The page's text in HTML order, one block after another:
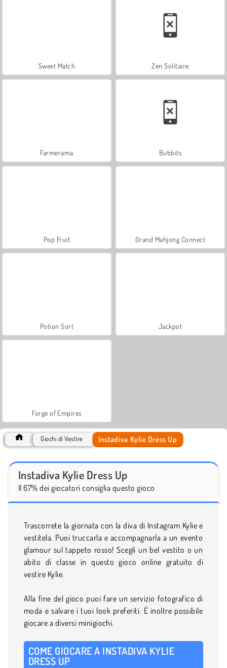
Sweet Match Zen Solitaire
Farmerama Bubbits
Pop Fruit Grand Mahjong Connect
Potion Sort Jackpot
Forge of Empires
Giochi di Vestire Instadiva Kylie Dress Up
Instadiva Kylie Dress Up
Il 67% dei giocatori consiglia questo gioco
Trascorrete la giornata con la diva di Instagram Kylie e
vestitela. Puoi truccarla e accompagnarla a un evento
glamour sul tappeto rosso! Scegli un bel vestito o un
abito di classe in questo gioco online gratuito di
vestire Kylie.
Alla fine del gioco puoi fare un servizio fotografico di
moda e salvare i tuoi look preferiti. È inoltre possibile
giocare a diversi minigiochi.
COME GIOCARE A INSTADIVA KYLIE
DRESS UP